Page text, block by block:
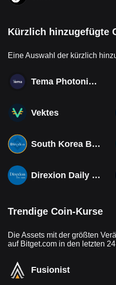
Kürzlich hinzugefügte
Eine Auswahl der kürzlich
Tema Photonics & Optical ETF
Vektes
South Korea Bull 3X ETF Tokenized bStocks
Direxion Daily MSCI South Korea Bull 3X ETF (Derivatives)
Trendige Coin-Kurse
Die Assets mit der größten
auf Bitget.com in den letzten
Fusionist